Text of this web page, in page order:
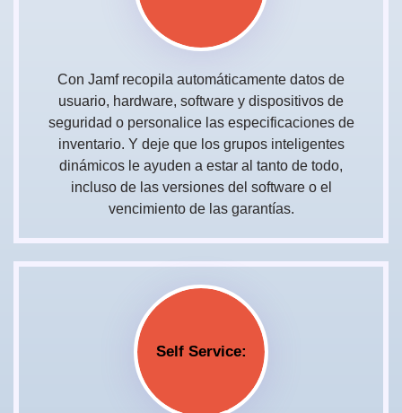
Con Jamf recopila automáticamente datos de
usuario, hardware, software y dispositivos de
seguridad o personalice las especificaciones de
inventario. Y deje que los grupos inteligentes
dinámicos le ayuden a estar al tanto de todo,
incluso de las versiones del software o el
vencimiento de las garantías.
Self Service: